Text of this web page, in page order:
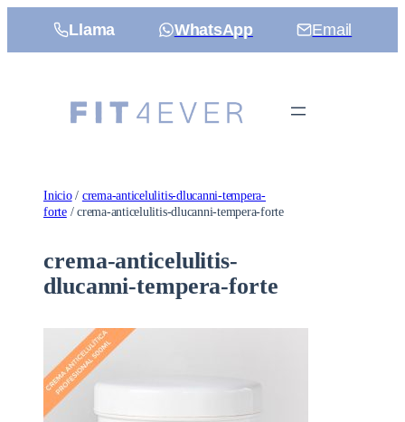
Llama WhatsApp Email
Inicio/ crema-anticelulitis-dlucanni-tempera-
forte/ crema-anticelulitis-dlucanni-tempera-forte
crema-anticelulitis-
dlucanni-tempera-forte